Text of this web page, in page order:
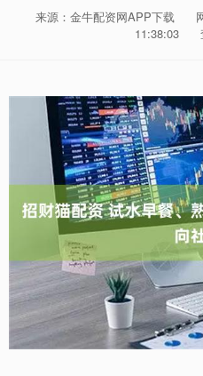
来源：金牛配资网APP下载
11:38:03